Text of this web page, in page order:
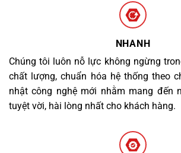
NHANH
Chúng tôi luôn nỗ lực không ngừng
chất lượng, chuẩn hóa hệ thống theo
nhật công nghệ mới nhằm mang đến
tuyệt vời, hài lòng nhất cho khách hàng.